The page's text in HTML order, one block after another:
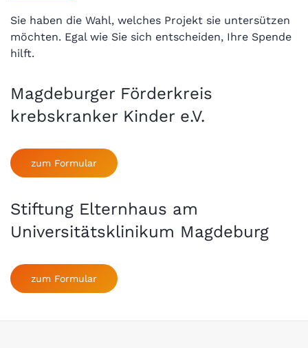
Sie haben die Wahl, welches Projekt sie untersützen
möchten. Egal wie Sie sich entscheiden, Ihre Spende
hilft.
Magdeburger Förderkreis
krebskranker Kinder e.V.
zum Formular
Stiftung Elternhaus am
Universitätsklinikum Magdeburg
zum Formular